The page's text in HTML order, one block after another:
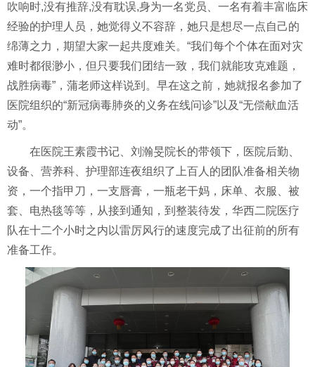
吹响时,没有推辞,没有耽误,身为一名党员、一名有着丰富临床
经验的护理人员，她觉得义不容辞， 她只是想尽一点自己的
绵薄之力，期望大家一起共度难关。 “我们每个个体在面对灾
难时都很渺小，但只要我们团结一致，我们就能攻克难题，
战胜病毒”，蒲老师这样说到。 早在这之前， 她就报名参加了
医院组织的“新冠病毒肺炎的义务在线问诊”以及“无偿献血活
动”。
在医院王素霞书记、刘瀚旻院长的带领下，医院后勤、
设备、营养科、护理部连夜组织了上百人的团队准备相关物
资，一个指甲刀，一支唇膏，一瓶老干妈，床单、衣服、被
套、电热毯等等，从接到通知，到整装待发，华西二院医疗
队在十二个小时之内 以雷厉风行的速度完成了出征前的所有
准备工作。